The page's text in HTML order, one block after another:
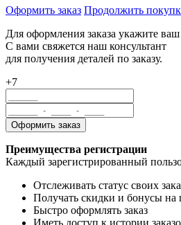
Оформить заказ Продолжить
Для оформления заказа укажите
С вами свяжется наш консультант
для получения деталей по заказу.
+7
Преимущества регистрации
Каждый зарегистрированный
Отслеживать статус своих
Получать скидки и бонусы на
Быстро оформлять заказ